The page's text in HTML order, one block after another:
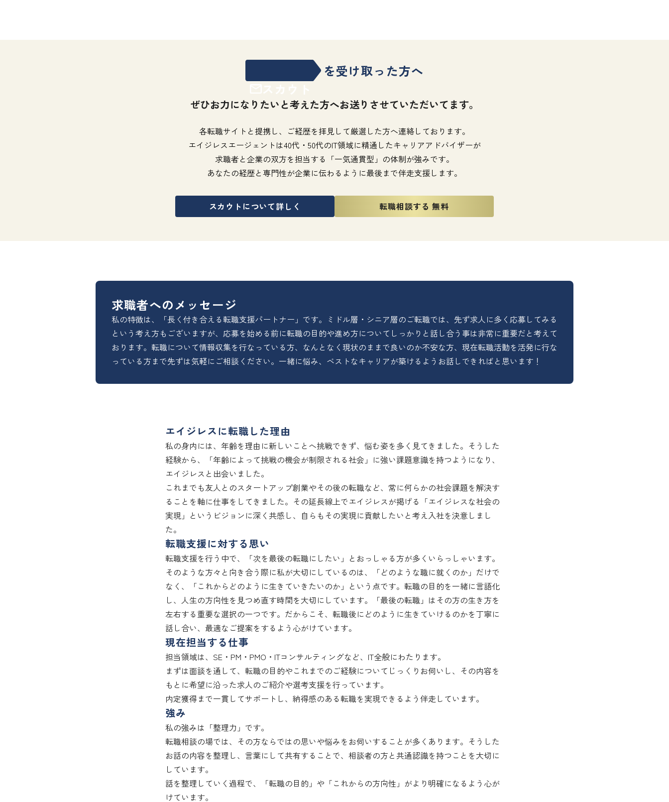
を受け取った方へ
ぜひお力になりたいと考えた方へお送りさせていただいてます。
各転職サイトと提携し、ご経歴を拝見して厳選した方へ連絡しております。
エイジレスエージェントは40代・50代のIT領域に精通したキャリアアドバイザーが
求職者と企業の双方を担当する「一気通貫型」の体制が強みです。
あなたの経歴と専門性が企業に伝わるように最後まで伴走支援します。
スカウトについて詳しく 転職相談する 無料
求職者へのメッセージ
私の特徴は、「長く付き合える転職支援パートナー」です。ミドル層・シニア層のご転職では、先ず求人に多く応募してみる
という考え方もございますが、応募を始める前に転職の目的や進め方についてしっかりと話し合う事は非常に重要だと考えて
おります。転職について情報収集を行なっている方、なんとなく現状のままで良いのか不安な方、現在転職活動を活発に行な
っている方まで先ずは気軽にご相談ください。一緒に悩み、ベストなキャリアが築けるようお話しできればと思います！
エイジレスに転職した理由
私の身内には、年齢を理由に新しいことへ挑戦できず、悩む姿を多く見てきました。そうした
経験から、「年齢によって挑戦の機会が制限される社会」に強い課題意識を持つようになり、
エイジレスと出会いました。
これまでも友人とのスタートアップ創業やその後の転職など、常に何らかの社会課題を解決す
ることを軸に仕事をしてきました。その延長線上でエイジレスが掲げる「エイジレスな社会の
実現」というビジョンに深く共感し、自らもその実現に貢献したいと考え入社を決意しまし
た。
転職支援に対する思い
転職支援を行う中で、「次を最後の転職にしたい」とおっしゃる方が多くいらっしゃいます。
そのような方々と向き合う際に私が大切にしているのは、「どのような職に就くのか」だけで
なく、「これからどのように生きていきたいのか」という点です。転職の目的を一緒に言語化
し、人生の方向性を見つめ直す時間を大切にしています。「最後の転職」はその方の生き方を
左右する重要な選択の一つです。だからこそ、転職後にどのように生きていけるのかを丁寧に
話し合い、最適なご提案をするよう心がけています。
現在担当する仕事
担当領域は、SE・PM・PMO・ITコンサルティングなど、IT全般にわたります。
まずは面談を通して、転職の目的やこれまでのご経験についてじっくりお伺いし、その内容を
もとに希望に沿った求人のご紹介や選考支援を行っています。
内定獲得まで一貫してサポートし、納得感のある転職を実現できるよう伴走しています。
強み
私の強みは「整理力」です。
転職相談の場では、その方ならではの思いや悩みをお伺いすることが多くあります。そうした
お話の内容を整理し、言葉にして共有することで、相談者の方と共通認識を持つことを大切に
しています。
話を整理していく過程で、「転職の目的」や「これからの方向性」がより明確になるよう心が
けています。